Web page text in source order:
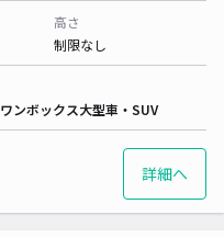
高さ
制限なし
ワンボックス大型車・SUV
詳細へ